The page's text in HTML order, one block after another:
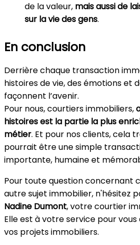
de la valeur, mais aussi de
sur la vie des gens.
En conclusion
Derrière chaque transaction
histoires de vie, des émotions et
façonnent l’avenir.
Pour nous, courtiers immobiliers,
histoires est la partie la plus
métier. Et pour nos clients, cela
pourrait être une simple
importante, humaine et
Pour toute question concernant
autre sujet immobilier, n'hésitez
Nadine Dumont, votre courtier
Elle est à votre service pour
vos projets immobiliers.